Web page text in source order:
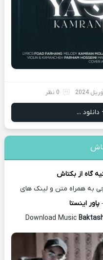
0 نظر
...
گاه ازبکتاش
به همراه متن و لینک های
پاور اینستا